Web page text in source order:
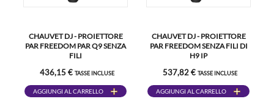
CHAUVET DJ - PROIETTORE
PAR FREEDOM PAR Q9 SENZA
FILI
436,15 € TASSE INCLUSE
AGGIUNGI AL CARRELLO
CHAUVET DJ - PROIETTORE
PAR FREEDOM SENZA FILI DI
H9 IP
537,82 € TASSE INCLUSE
AGGIUNGI AL CARRELLO